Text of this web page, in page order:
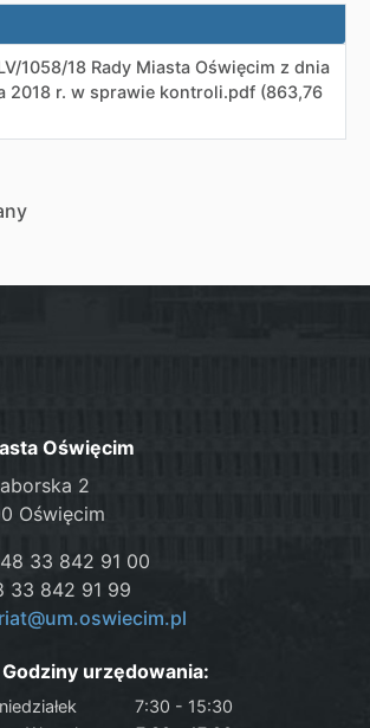
1058/18 Rady Miasta Oświęcim z dnia
2018 r. w sprawie kontroli.pdf (863,76
Oświęcim
2
Oświęcim
33 842 91 00
33 842 91 99
Godziny urzędowania:
7:30 - 15:30